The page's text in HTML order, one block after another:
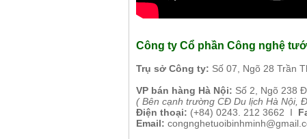
Công ty Cổ phần Công nghệ
Trụ sở Công ty: Số 07, Ngõ 28 Trần
VP bán hàng Hà Nội: Số 2, Ngõ 238
( Bên cạnh trường CĐ Du lịch Hà Nội,
Điện thoại: (+84) 0243. 212 3662 I
Email: